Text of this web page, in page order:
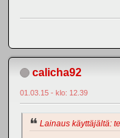
calicha92
01.03.15 - klo: 12.39
Lainaus käyttäjältä: